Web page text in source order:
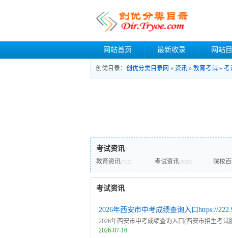
网站首页 最新收录 网站
创优目录： 创优分类目录网 » 资讯 » 教育考试 » 考
考试资讯
教育资讯(712) 考试资讯(5625) 院校
考试资讯
2026年西安市中考成绩查询入口https://
2026年西安市中考成绩查询入口(西安市招生考试
2026-07-16